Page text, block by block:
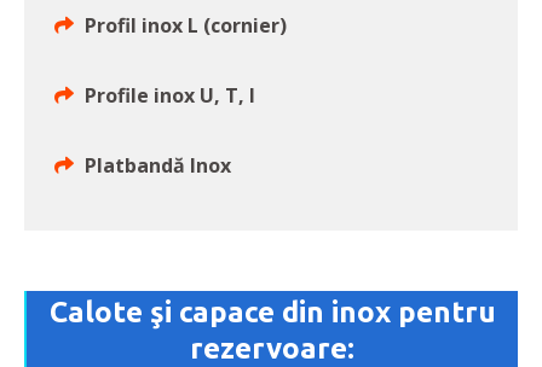
Profil inox L (cornier)
Profile inox U, T, I
Platbandă Inox
Calote şi capace din inox pentru
rezervoare: